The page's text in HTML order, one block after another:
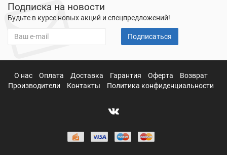
Подписка на новости
Будьте в курсе новых акций и спецпредложений!
Подписаться
О нас Оплата Доставка Гарантия Оферта
Возврат
Производители
Контакты Политика конфиденциальности